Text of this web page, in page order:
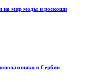
на мир моды и роскоши
в Сербии